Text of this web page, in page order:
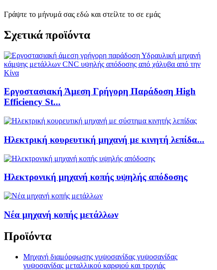
Γράψτε το μήνυμά σας εδώ και στείλτε το σε εμάς
Σχετικά προϊόντα
Εργοστασιακή Άμεση Γρήγορη Παράδοση High
Efficiency St...
Ηλεκτρική κουρευτική μηχανή με κινητή λεπίδα...
Ηλεκτρονική μηχανή κοπής υψηλής απόδοσης
Νέα μηχανή κοπής μετάλλων
Προϊόντα
Μηχανή διαμόρφωσης γυψοσανίδας γυψοσανίδας
γυψοσανίδας μεταλλικού καρφιού και τροχιάς